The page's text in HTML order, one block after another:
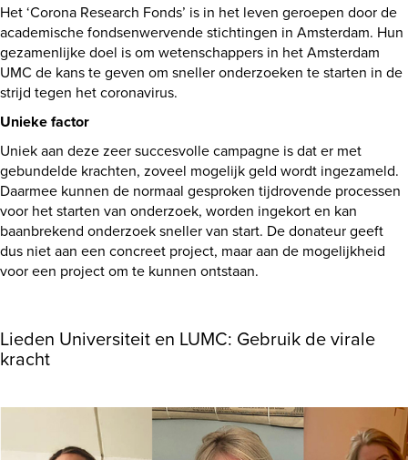
Het ‘Corona Research Fonds’ is in het leven geroepen door de
academische fondsenwervende stichtingen in Amsterdam. Hun
gezamenlijke doel is om wetenschappers in het Amsterdam
UMC de kans te geven om sneller onderzoeken te starten in de
strijd tegen het coronavirus.
Unieke factor
Uniek aan deze zeer succesvolle campagne is dat er met
gebundelde krachten, zoveel mogelijk geld wordt ingezameld.
Daarmee kunnen de normaal gesproken tijdrovende processen
voor het starten van onderzoek, worden ingekort en kan
baanbrekend onderzoek sneller van start. De donateur geeft
dus niet aan een concreet project, maar aan de mogelijkheid
voor een project om te kunnen ontstaan.
Lieden Universiteit en LUMC: Gebruik de virale
kracht